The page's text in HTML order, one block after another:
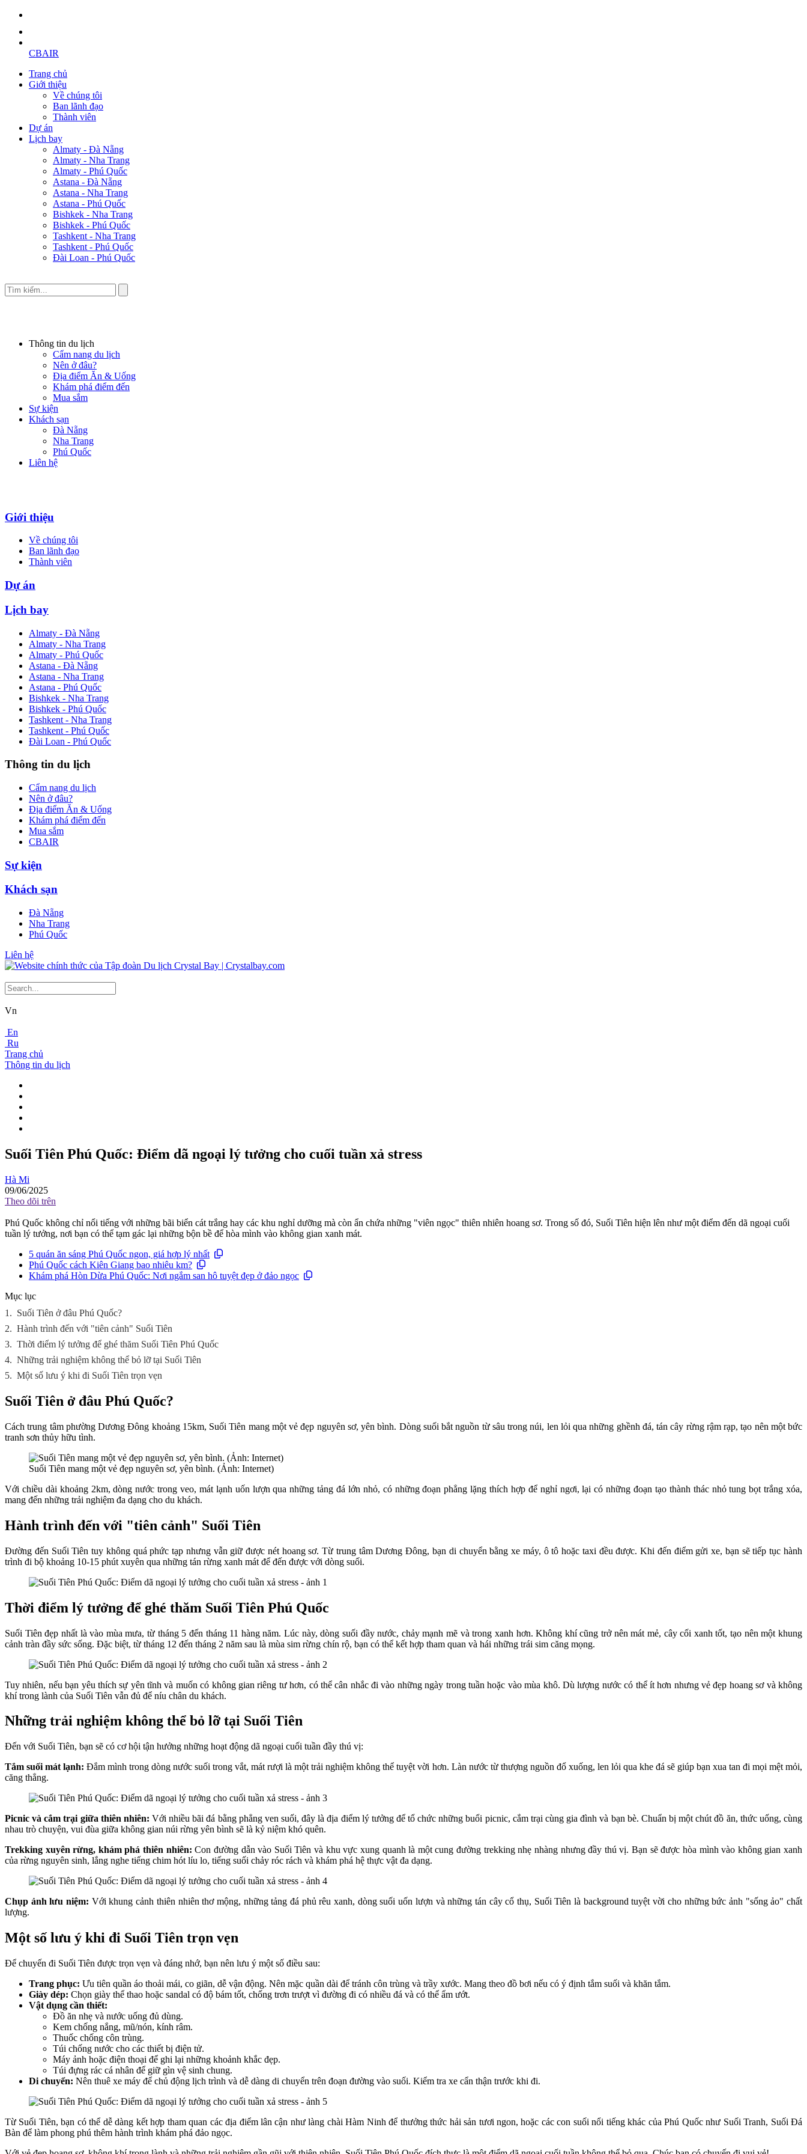
CBAIR
Trang chủ
Giới thiệu
Về chúng tôi
Ban lãnh đạo
Thành viên
Dự án
Lịch bay
Almaty - Đà Nẵng
Almaty - Nha Trang
Almaty - Phú Quốc
Astana - Đà Nẵng
Astana - Nha Trang
Astana - Phú Quốc
Bishkek - Nha Trang
Bishkek - Phú Quốc
Tashkent - Nha Trang
Tashkent - Phú Quốc
Đài Loan - Phú Quốc
Thông tin du lịch
Cẩm nang du lịch
Nên ở đâu?
Địa điểm Ăn & Uống
Khám phá điểm đến
Mua sắm
Sự kiện
Khách sạn
Đà Nẵng
Nha Trang
Phú Quốc
Liên hệ
Giới thiệu
Về chúng tôi
Ban lãnh đạo
Thành viên
Dự án
Lịch bay
Almaty - Đà Nẵng
Almaty - Nha Trang
Almaty - Phú Quốc
Astana - Đà Nẵng
Astana - Nha Trang
Astana - Phú Quốc
Bishkek - Nha Trang
Bishkek - Phú Quốc
Tashkent - Nha Trang
Tashkent - Phú Quốc
Đài Loan - Phú Quốc
Thông tin du lịch
Cẩm nang du lịch
Nên ở đâu?
Địa điểm Ăn & Uống
Khám phá điểm đến
Mua sắm
CBAIR
Sự kiện
Khách sạn
Đà Nẵng
Nha Trang
Phú Quốc
Liên hệ
Vn
En
Ru
Trang chủ
Thông tin du lịch
Suối Tiên Phú Quốc: Điểm dã ngoại lý tưởng cho cuối tuần xả stress
Hà Mi
09/06/2025
Theo dõi trên
Phú Quốc không chỉ nổi tiếng với những bãi biển cát trắng hay các khu nghỉ dưỡng mà còn ẩn chứa những "viên ngọc" thiên nhiên hoang sơ. Trong số đó, Suối Tiên hiện lên như một điểm đến dã ngoại cuối
tuần lý tưởng, nơi bạn có thể tạm gác lại những bộn bề để hòa mình vào không gian xanh mát.
5 quán ăn sáng Phú Quốc ngon, giá hợp lý nhất
Phú Quốc cách Kiên Giang bao nhiêu km?
Khám phá Hòn Dừa Phú Quốc: Nơi ngắm san hô tuyệt đẹp ở đảo ngọc
Mục lục
1. Suối Tiên ở đâu Phú Quốc?
2. Hành trình đến với "tiên cảnh" Suối Tiên
3. Thời điểm lý tưởng để ghé thăm Suối Tiên Phú Quốc
4. Những trải nghiệm không thể bỏ lỡ tại Suối Tiên
5. Một số lưu ý khi đi Suối Tiên trọn vẹn
Suối Tiên ở đâu Phú Quốc?
Cách trung tâm phường Dương Đông khoảng 15km, Suối Tiên mang một vẻ đẹp nguyên sơ, yên bình. Dòng suối bắt nguồn từ sâu trong núi, len lỏi qua những ghềnh đá, tán cây rừng rậm rạp, tạo nên một bức
tranh sơn thủy hữu tình.
Suối Tiên mang một vẻ đẹp nguyên sơ, yên bình. (Ảnh: Internet)
Với chiều dài khoảng 2km, dòng nước trong veo, mát lạnh uốn lượn qua những tảng đá lớn nhỏ, có những đoạn phẳng lặng thích hợp để nghỉ ngơi, lại có những đoạn tạo thành thác nhỏ tung bọt trắng xóa,
mang đến những trải nghiệm đa dạng cho du khách.
Hành trình đến với "tiên cảnh" Suối Tiên
Đường đến Suối Tiên tuy không quá phức tạp nhưng vẫn giữ được nét hoang sơ. Từ trung tâm Dương Đông, bạn di chuyển bằng xe máy, ô tô hoặc taxi đều được. Khi đến điểm gửi xe, bạn sẽ tiếp tục hành
trình đi bộ khoảng 10-15 phút xuyên qua những tán rừng xanh mát để đến được với dòng suối.
Thời điểm lý tưởng để ghé thăm Suối Tiên Phú Quốc
Suối Tiên đẹp nhất là vào mùa mưa, từ tháng 5 đến tháng 11 hàng năm. Lúc này, dòng suối đầy nước, chảy mạnh mẽ và trong xanh hơn. Không khí cũng trở nên mát mẻ, cây cối xanh tốt, tạo nên một khung
cảnh tràn đầy sức sống. Đặc biệt, từ tháng 12 đến tháng 2 năm sau là mùa sim rừng chín rộ, bạn có thể kết hợp tham quan và hái những trái sim căng mọng.
Tuy nhiên, nếu bạn yêu thích sự yên tĩnh và muốn có không gian riêng tư hơn, có thể cân nhắc đi vào những ngày trong tuần hoặc vào mùa khô. Dù lượng nước có thể ít hơn nhưng vẻ đẹp hoang sơ và không
khí trong lành của Suối Tiên vẫn đủ để níu chân du khách.
Những trải nghiệm không thể bỏ lỡ tại Suối Tiên
Đến với Suối Tiên, bạn sẽ có cơ hội tận hưởng những hoạt động dã ngoại cuối tuần đầy thú vị:
Tắm suối mát lạnh: Đắm mình trong dòng nước suối trong vắt, mát rượi là một trải nghiệm không thể tuyệt vời hơn. Làn nước từ thượng nguồn đổ xuống, len lỏi qua khe đá sẽ giúp bạn xua tan đi mọi mệt mỏi,
căng thẳng.
Picnic và cắm trại giữa thiên nhiên: Với nhiều bãi đá bằng phẳng ven suối, đây là địa điểm lý tưởng để tổ chức những buổi picnic, cắm trại cùng gia đình và bạn bè. Chuẩn bị một chút đồ ăn, thức uống, cùng
nhau trò chuyện, vui đùa giữa không gian núi rừng yên bình sẽ là kỷ niệm khó quên.
Trekking xuyên rừng, khám phá thiên nhiên: Con đường dẫn vào Suối Tiên và khu vực xung quanh là một cung đường trekking nhẹ nhàng nhưng đầy thú vị. Bạn sẽ được hòa mình vào không gian xanh
của rừng nguyên sinh, lắng nghe tiếng chim hót líu lo, tiếng suối chảy róc rách và khám phá hệ thực vật đa dạng.
Chụp ảnh lưu niệm: Với khung cảnh thiên nhiên thơ mộng, những tảng đá phủ rêu xanh, dòng suối uốn lượn và những tán cây cổ thụ, Suối Tiên là background tuyệt vời cho những bức ảnh "sống ảo" chất
lượng.
Một số lưu ý khi đi Suối Tiên trọn vẹn
Để chuyến đi Suối Tiên được trọn vẹn và đáng nhớ, bạn nên lưu ý một số điều sau:
Trang phục: Ưu tiên quần áo thoải mái, co giãn, dễ vận động. Nên mặc quần dài để tránh côn trùng và trầy xước. Mang theo đồ bơi nếu có ý định tắm suối và khăn tắm.
Giày dép: Chọn giày thể thao hoặc sandal có độ bám tốt, chống trơn trượt vì đường đi có nhiều đá và có thể ẩm ướt.
Vật dụng cần thiết:
Đồ ăn nhẹ và nước uống đủ dùng.
Kem chống nắng, mũ/nón, kính râm.
Thuốc chống côn trùng.
Túi chống nước cho các thiết bị điện tử.
Máy ảnh hoặc điện thoại để ghi lại những khoảnh khắc đẹp.
Túi đựng rác cá nhân để giữ gìn vệ sinh chung.
Di chuyển: Nên thuê xe máy để chủ động lịch trình và dễ dàng di chuyển trên đoạn đường vào suối. Kiểm tra xe cẩn thận trước khi đi.
Từ Suối Tiên, bạn có thể dễ dàng kết hợp tham quan các địa điểm lân cận như làng chài Hàm Ninh để thưởng thức hải sản tươi ngon, hoặc các con suối nổi tiếng khác của Phú Quốc như Suối Tranh, Suối Đá
Bàn để làm phong phú thêm hành trình khám phá đảo ngọc.